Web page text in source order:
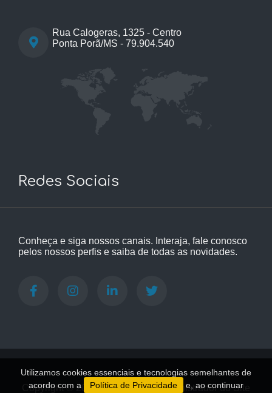
Rua Calogeras, 1325 - Centro
Ponta Porã/MS - 79.904.540
Redes Sociais
Conheça e siga nossos canais. Interaja, fale conosco
pelos nossos perfis e saiba de todas as novidades.
Copyright © 2021 - 2026 | Administrador do Site
Utilizamos cookies essenciais e tecnologias semelhantes de
acordo com a
Política de Privacidade e, ao continuar